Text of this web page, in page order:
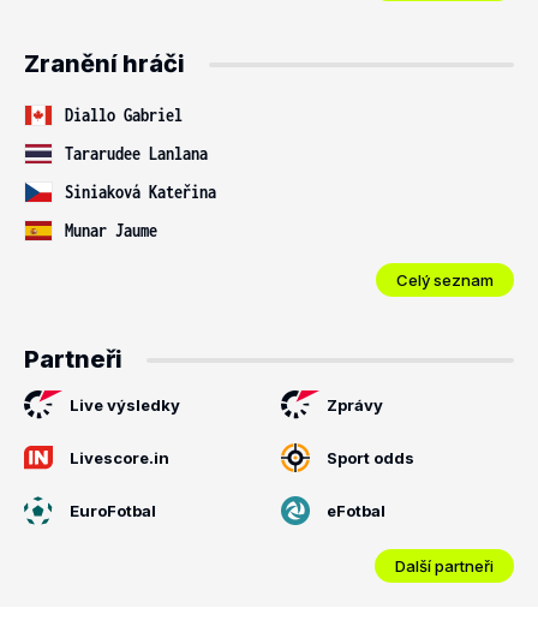
Zranění hráči
Diallo Gabriel
Tararudee Lanlana
Siniaková Kateřina
Munar Jaume
Celý seznam
Partneři
Live výsledky Zprávy
Livescore.in Sport odds
EuroFotbal eFotbal
Další partneři